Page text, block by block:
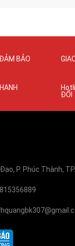
BẢO
ĐỔI
P. Phúc Thành,